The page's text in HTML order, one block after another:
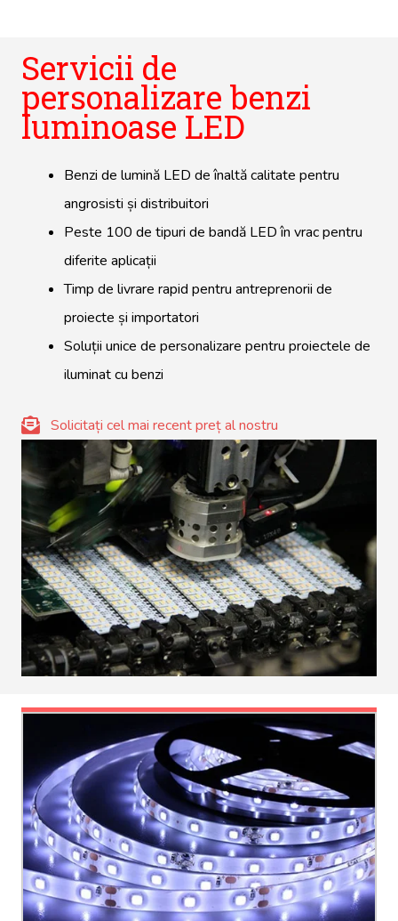
Servicii de
personalizare benzi
luminoase LED
Benzi de lumină LED de înaltă calitate pentru
angrosisti și distribuitori
Peste 100 de tipuri de bandă LED în vrac pentru
diferite aplicații
Timp de livrare rapid pentru antreprenorii de
proiecte și importatori
Soluții unice de personalizare pentru proiectele de
iluminat cu benzi
Solicitați cel mai recent preț al nostru